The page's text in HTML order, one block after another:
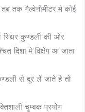
तक गैल्वेनोमीटर मे कोई
कुण्डली की ओर
दिशा मे विक्षेप आ जाता
से दूर ले जाते है तो
चुम्बक प्रयोग